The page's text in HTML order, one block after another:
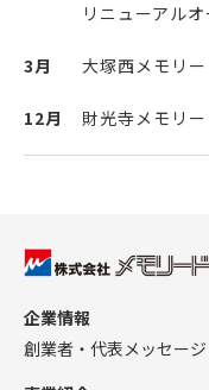
リニューアル
3月 大塚西メモリ
12月 財光寺メモリ
企業情報
創業者・代表メッセージ